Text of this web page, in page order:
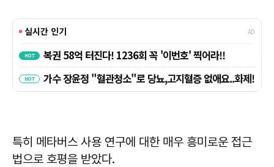
특히 메타버스 사용 연구에 대한 매우 흥미로운 접근
법으로 호평을 받았다.